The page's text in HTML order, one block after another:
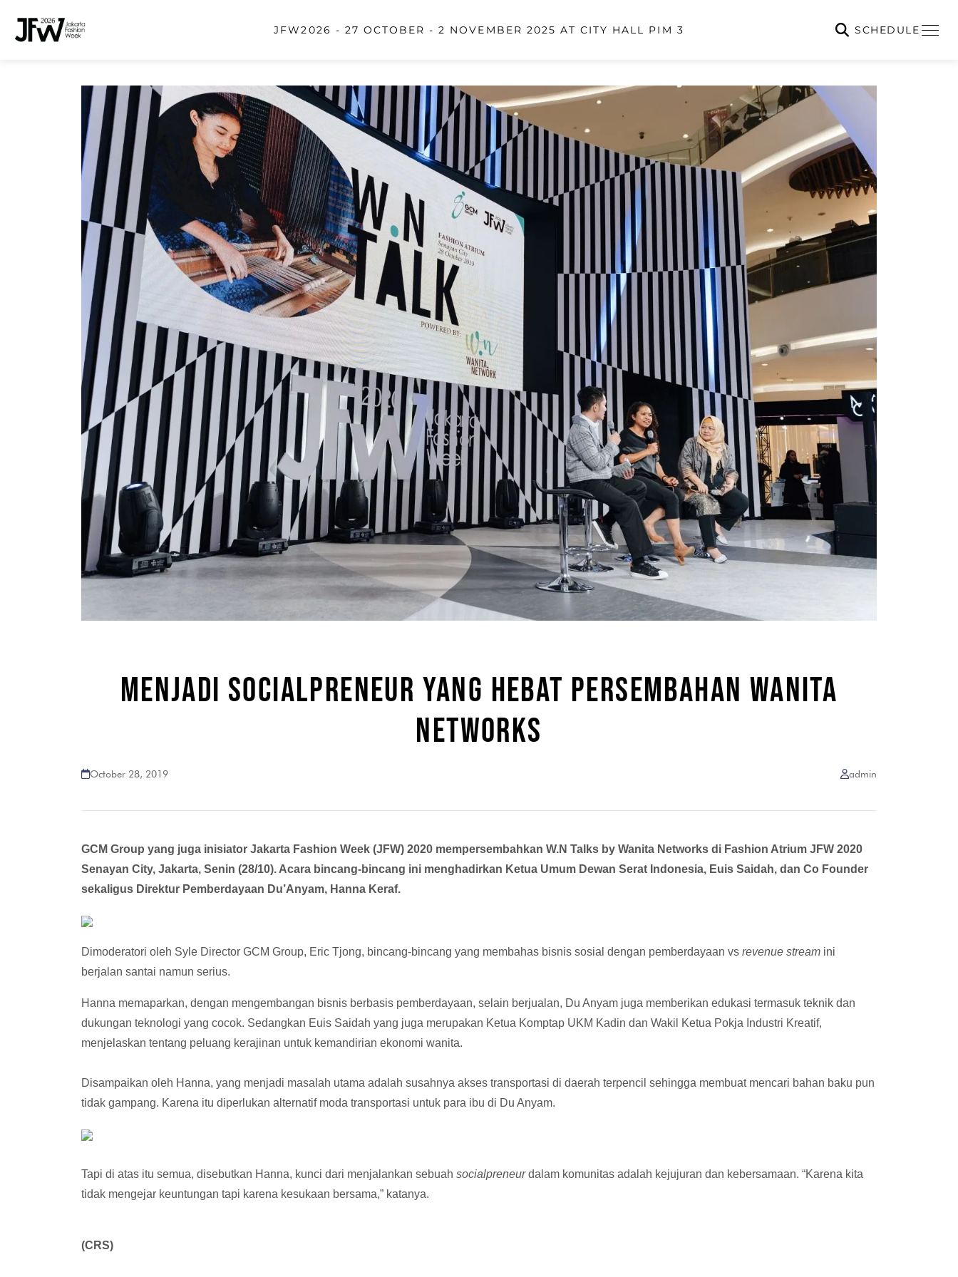
JFW2026 - 27 OCTOBER - 2 NOVEMBER 2025 AT CITY HALL PIM 3 SCHEDULE
MENJADI SOCIALPRENEUR YANG HEBAT PERSEMBAHAN WANITA
NETWORKS
October 28, 2019 admin
GCM Group yang juga inisiator Jakarta Fashion Week (JFW) 2020 mempersembahkan W.N Talks by Wanita Networks di Fashion Atrium JFW 2020
Senayan City, Jakarta, Senin (28/10). Acara bincang-bincang ini menghadirkan Ketua Umum Dewan Serat Indonesia, Euis Saidah, dan Co Founder
sekaligus Direktur Pemberdayaan Du’Anyam, Hanna Keraf.
Dimoderatori oleh Syle Director GCM Group, Eric Tjong, bincang-bincang yang membahas bisnis sosial dengan pemberdayaan vs revenue stream ini
berjalan santai namun serius.
Hanna memaparkan, dengan mengembangan bisnis berbasis pemberdayaan, selain berjualan, Du Anyam juga memberikan edukasi termasuk teknik dan
dukungan teknologi yang cocok. Sedangkan Euis Saidah yang juga merupakan Ketua Komptap UKM Kadin dan Wakil Ketua Pokja Industri Kreatif,
menjelaskan tentang peluang kerajinan untuk kemandirian ekonomi wanita.
Disampaikan oleh Hanna, yang menjadi masalah utama adalah susahnya akses transportasi di daerah terpencil sehingga membuat mencari bahan baku pun
tidak gampang. Karena itu diperlukan alternatif moda transportasi untuk para ibu di Du Anyam.
Tapi di atas itu semua, disebutkan Hanna, kunci dari menjalankan sebuah socialpreneurdalam komunitas adalah kejujuran dan kebersamaan. “Karena kita
tidak mengejar keuntungan tapi karena kesukaan bersama,” katanya.
(CRS)